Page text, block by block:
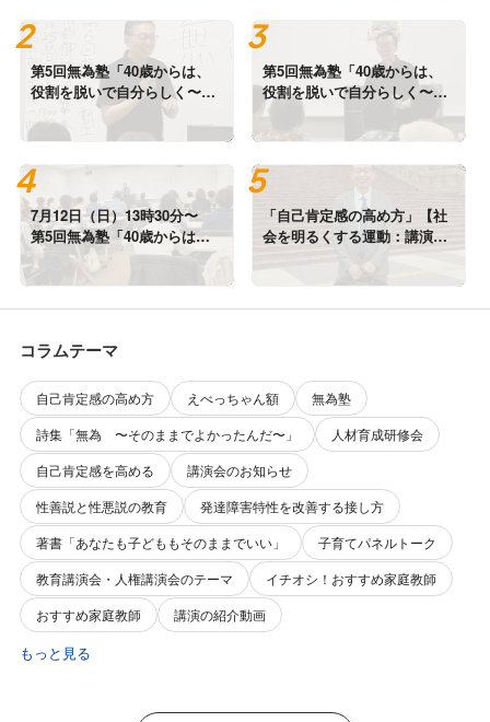
第5回無為塾「40歳からは、
役割を脱いで自分らしく〜思
い込みを手放して『無為自
然』に人生を楽しむ」ありが
第5回無為塾「40歳からは、
役割を脱いで自分らしく〜思
い込みを手放して『無為自
然』に人生を楽しむ」ありが
7月12日（日）13時30分〜
第5回無為塾「40歳からは役
割を脱いで自分らしく」＠東
播磨生活創造センター「かこ
「自己肯定感の高め方」【社
会を明るくする運動：講演レ
化会館メイシアター（2026年
コラムテーマ
自己肯定感の高め方 えべっちゃん額
無為塾
詩集「無為 〜そのままでよかったんだ〜」
人材育成研修会
自己肯定感を高める
講演会のお知らせ
性善説と性悪説の教育
発達障害特性を改善する接し方
著書「あなたも子どももそのままでいい」
子育てパネルトーク
教育講演会・人権講演会のテーマ
イチオシ！おすすめ家庭教師
おすすめ家庭教師
講演の紹介動画
もっと見る